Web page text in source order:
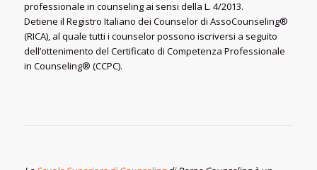
professionale in counseling ai sensi della L. 4/2013.
Detiene il Registro Italiano dei Counselor di AssoCounseling®
(RICA), al quale tutti i counselor possono iscriversi a seguito
dell’ottenimento del Certificato di Competenza Professionale
in Counseling® (CCPC).